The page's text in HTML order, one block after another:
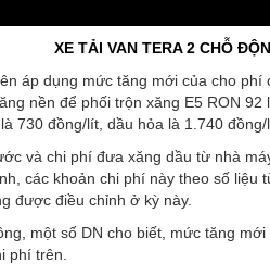
XE TẢI VAN TERA 2 CHỖ
áp dụng mức tăng mới của cho
nền để phối trộn xăng E5 RON
730 đồng/lít, dầu hỏa là 1.740
và chi phí đưa xăng dầu từ nhà
các khoản chi phí này theo số liệu
được điều chỉnh ở kỳ này.
một số DN cho biết, mức tăng
phí trên.